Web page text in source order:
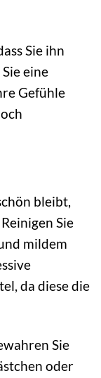
Sie ihn
eine
Gefühle
bleibt,
. Reinigen Sie
mildem
da diese die
Sie
oder